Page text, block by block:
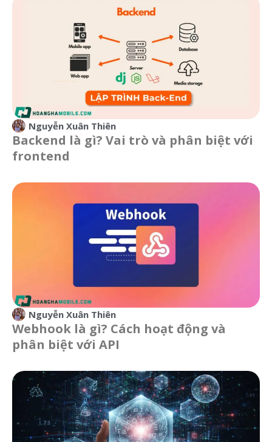
Nguyễn Xuân Thiên
Backend là gì? Vai trò và phân biệt với
frontend
Nguyễn Xuân Thiên
Webhook là gì? Cách hoạt động và
phân biệt với API